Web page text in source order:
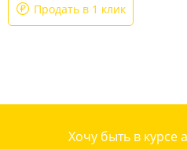
Продать в 1 клик
Хочу быть в курсе